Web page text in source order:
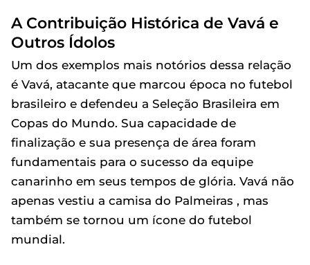
A Contribuição Histórica de Vavá e
Outros Ídolos
Um dos exemplos mais notórios dessa relação
é Vavá, atacante que marcou época no futebol
brasileiro e defendeu a Seleção Brasileira em
Copas do Mundo. Sua capacidade de
finalização e sua presença de área foram
fundamentais para o sucesso da equipe
canarinho em seus tempos de glória. Vavá não
apenas vestiu a camisa do Palmeiras , mas
também se tornou um ícone do futebol
mundial.